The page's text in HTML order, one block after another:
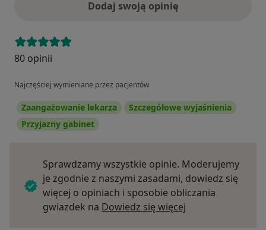
Dodaj swoją opinię
80 opinii
Najczęściej wymieniane przez pacjentów
Zaangażowanie lekarza
Szczegółowe wyjaśnienia
Przyjazny gabinet
Sprawdzamy wszystkie opinie. Moderujemy
je zgodnie z naszymi zasadami, dowiedz się
więcej o opiniach i sposobie obliczania
gwiazdek na Dowiedz się więcej